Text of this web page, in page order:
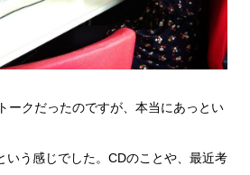
ークだったのですが、本当にあっとい
いう感じでした。CDのことや、最近考